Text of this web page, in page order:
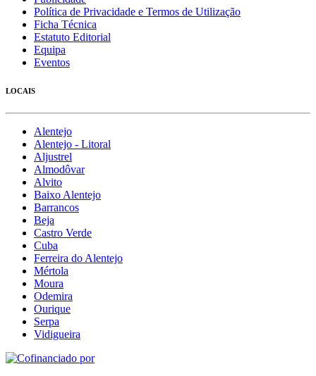
Política de Privacidade e Termos de Utilização
Ficha Técnica
Estatuto Editorial
Equipa
Eventos
LOCAIS
Alentejo
Alentejo - Litoral
Aljustrel
Almodôvar
Alvito
Baixo Alentejo
Barrancos
Beja
Castro Verde
Cuba
Ferreira do Alentejo
Mértola
Moura
Odemira
Ourique
Serpa
Vidigueira